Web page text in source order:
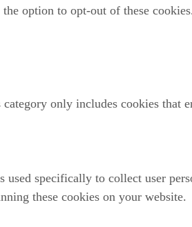
option to opt-out of these
only includes cookies that
specifically to collect user
these cookies on your website.